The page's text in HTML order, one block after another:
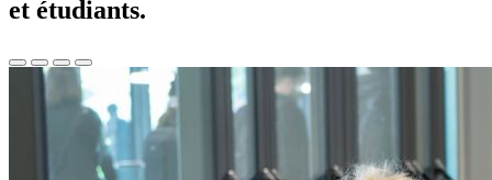
et étudiants.